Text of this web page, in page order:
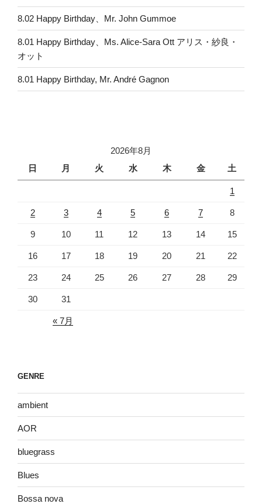
8.02 Happy Birthday、Mr. John Gummoe
8.01 Happy Birthday、Ms. Alice-Sara Ott アリス・紗良・
オット
8.01 Happy Birthday, Mr. André Gagnon
2026年8月
日
月 火 水 木 金 土
1
2 3 4 5 6 7 8
9 10 11 12 13 14 15
16 17 18 19 20 21 22
23 24 25 26 27 28 29
30 31
« 7月
GENRE
ambient
AOR
bluegrass
Blues
Bossa nova